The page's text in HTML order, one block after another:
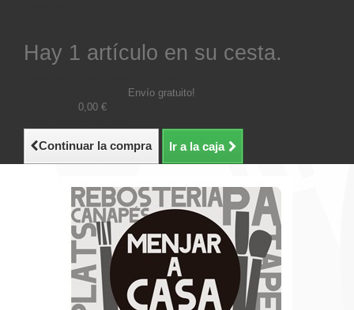
Hay 1 artículo en su cesta.
Envío gratuito!
0,00 €
Continuar la compra Ir a la caja